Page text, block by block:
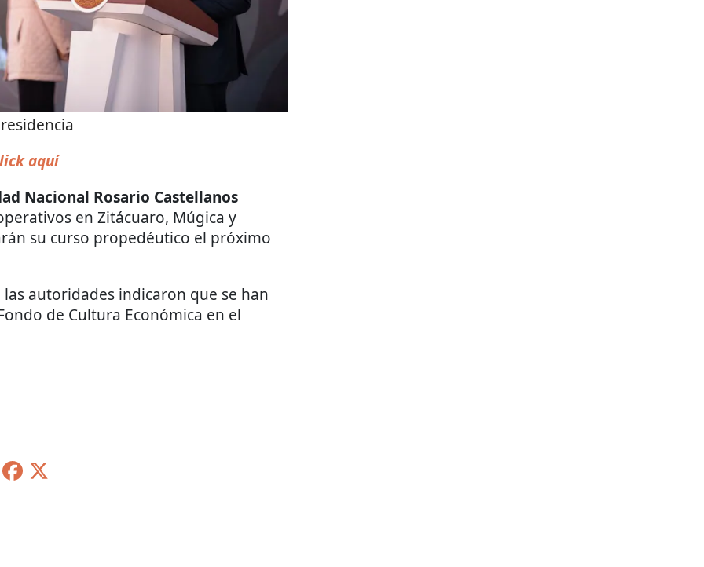
aquí
Nacional Rosario Castellanos
en Zitácuaro, Múgica y
su curso propedéutico el próximo
autoridades indicaron que se han
de Cultura Económica en el